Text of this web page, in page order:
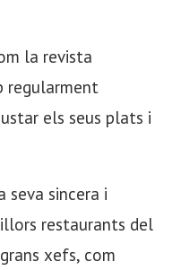
la revista
regularment
els seus plats i
seva sincera i
restaurants del
xefs, com